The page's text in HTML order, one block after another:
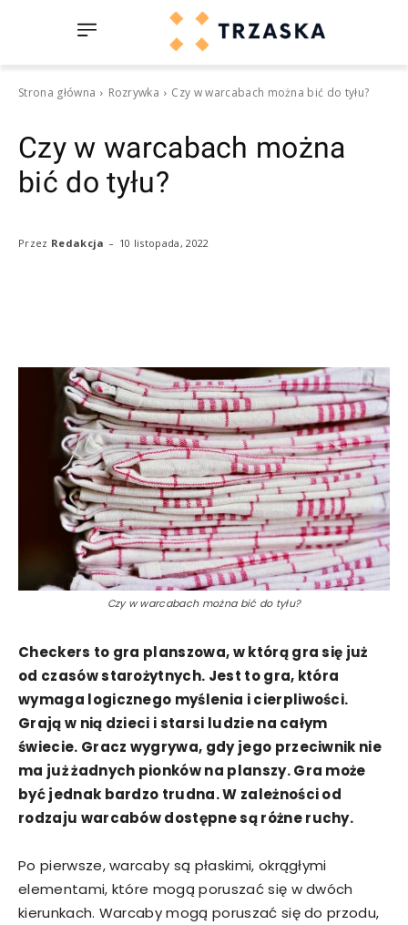
Strona główna Rozrywka Czy w warcabach można bić do tyłu?
Czy w warcabach można
bić do tyłu?
Przez Redakcja - 10 listopada, 2022
Czy w warcabach można bić do tyłu?
Checkers to gra planszowa, w którą gra się już
od czasów starożytnych. Jest to gra, która
wymaga logicznego myślenia i cierpliwości.
Grają w nią dzieci i starsi ludzie na całym
świecie. Gracz wygrywa, gdy jego przeciwnik nie
ma już żadnych pionków na planszy. Gra może
być jednak bardzo trudna. W zależności od
rodzaju warcabów dostępne są różne ruchy.
Po pierwsze, warcaby są płaskimi, okrągłymi
elementami, które mogą poruszać się w dwóch
kierunkach. Warcaby mogą poruszać się do przodu,